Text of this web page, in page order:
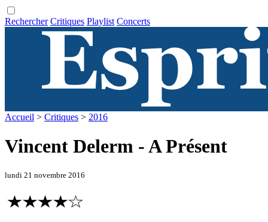
Rechercher Critiques Playlist Concerts
Accueil > Critiques > 2016
Vincent Delerm - A Présent
lundi 21 novembre 2016